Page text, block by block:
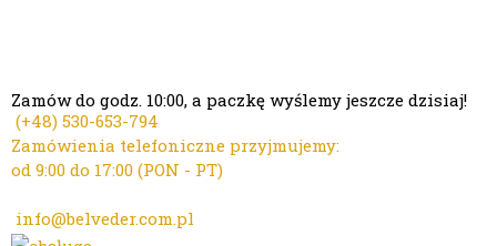
Zamów do godz. 10:00, a paczkę wyślemy jeszcze dzisiaj!
(+48) 530-653-794
Zamówienia telefoniczne przyjmujemy:
od 9:00 do 17:00 (PON - PT)
info@belveder.com.pl